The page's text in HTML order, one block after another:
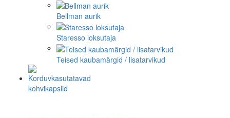
Bellman aurik
Staresso loksutaja
Teised kaubamärgid / lisatarvikud